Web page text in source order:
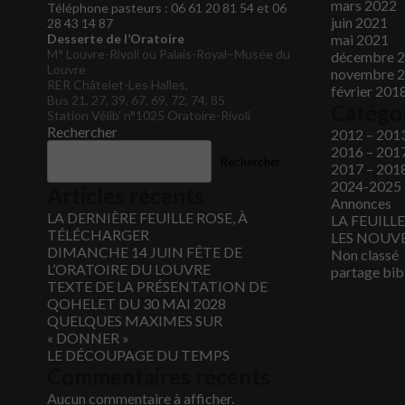
Téléphone pasteurs : 06 61 20 81 54 et 06
28 43 14 87
Desserte de l’Oratoire
M° Louvre-Rivoli ou Palais-Royal–Musée du
Louvre
RER Châtelet-Les Halles.
Bus 21, 27, 39, 67, 69, 72, 74, 85
Station Vélib’ n°1025 Oratoire-Rivoli
Rechercher
LA DERNIÈRE FEUILLE ROSE, À
TÉLÉCHARGER
DIMANCHE 14 JUIN FÊTE DE
L’ORATOIRE DU LOUVRE
TEXTE DE LA PRÉSENTATION DE
QOHELET DU 30 MAI 2028
QUELQUES MAXIMES SUR
« DONNER »
LE DÉCOUPAGE DU TEMPS
Aucun commentaire à afficher.
mars 2022
juin 2021
mai 2021
décembre
novembre
février
2012 –
2016 –
2017 –
2024-2025
Annonces
LA
LES
Non classé
partage